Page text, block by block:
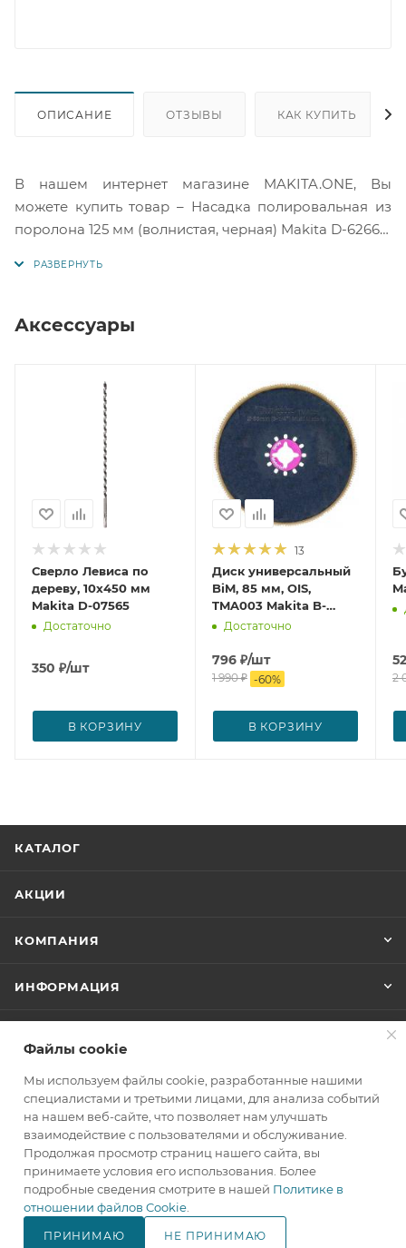
ОПИСАНИЕ ОТЗЫВЫ КАК КУПИТЬ
В нашем интернет магазине MAKITA.ONE, Вы
можете купить товар – Насадка полировальная из
поролона 125 мм (волнистая, черная) Makita D-62664.
получить у наших менеджеров или в службе
Аксессуары
Сверло Левиса по
дереву, 10x450 мм
Makita D-07565
Достаточно
350 ₽/шт
В КОРЗИНУ
13
Диск универсальный
BiM, 85 мм, OIS,
TMA003 Makita B-
21294
Достаточно
796 ₽/шт
1 990₽ -60%
В КОРЗИНУ
2
КАТАЛОГ
АКЦИИ
КОМПАНИЯ
ИНФОРМАЦИЯ
+7(800)707-67-25
ЗАКАЗАТЬ ЗВОНОК
info@makita.one
105122, г. Москва, м. Черкизовская
(МЦК Локомотив), Щелковское
шоссе дом 3, стр. 1, ТЦ "Город
Файлы cookie
Мы используем файлы cookie, разработанные нашими
специалистами и третьими лицами, для анализа событий
на нашем веб-сайте, что позволяет нам улучшать
взаимодействие с пользователями и обслуживание.
Продолжая просмотр страниц нашего сайта, вы
принимаете условия его использования. Более
подробные сведения смотрите в нашей Политике в
отношении файлов Cookie
ПРИНИМАЮ НЕ ПРИНИМАЮ